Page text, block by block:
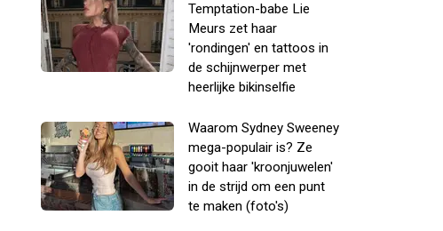
Temptation-babe Lie
Meurs zet haar
'rondingen' en tattoos in
de schijnwerper met
heerlijke bikinselfie
Waarom Sydney Sweeney
mega-populair is? Ze
gooit haar 'kroonjuwelen'
in de strijd om een punt
te maken (foto's)